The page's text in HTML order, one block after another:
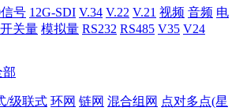
信号 12G-SDI V.34 V.22 V.21 视频 音频 电
开关量 模拟量 RS232 RS485 V35 V24
部
/级联式 环网 链网 混合组网 点对多点(星